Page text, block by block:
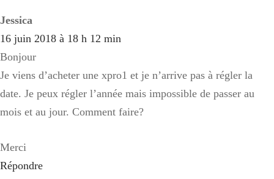
Jessica
16 juin 2018 à 18 h 12 min
Bonjour
Je viens d’acheter une xpro1 et je n’arrive pas à régler la
date. Je peux régler l’année mais impossible de passer au
mois et au jour. Comment faire?
Merci
Répondre